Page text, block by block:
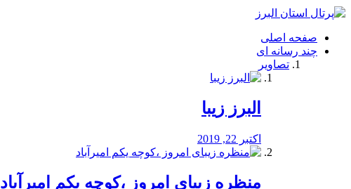
فصد
شرق
تهران
خشکشویی
صفحه اصلی
چند رسانه ای
تصاویر
البرز زیبا
اکتبر 22, 2019
منظره‌‌ زیبای امروز ،کوچه یکم امیرآباد